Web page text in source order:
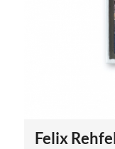
Felix